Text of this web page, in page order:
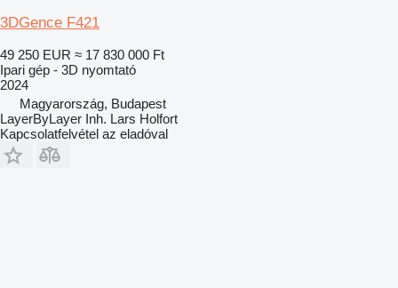
3DGence F421
49 250 EUR ≈ 17 830 000 Ft
Ipari gép - 3D nyomtató
2024
Magyarország, Budapest
LayerByLayer Inh. Lars Holfort
Kapcsolatfelvétel az eladóval